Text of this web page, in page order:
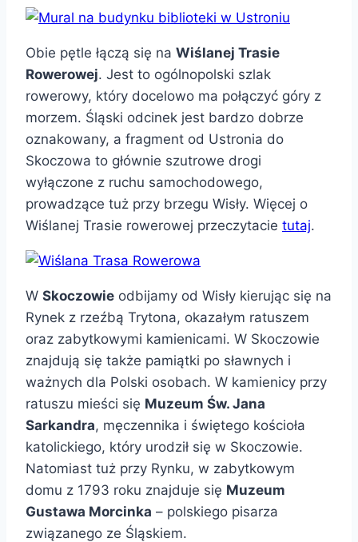
Obie pętle łączą się na Wiślanej Trasie
Rowerowej. Jest to ogólnopolski szlak
rowerowy, który docelowo ma połączyć góry z
morzem. Śląski odcinek jest bardzo dobrze
oznakowany, a fragment od Ustronia do
Skoczowa to głównie szutrowe drogi
wyłączone z ruchu samochodowego,
prowadzące tuż przy brzegu Wisły. Więcej o
Wiślanej Trasie rowerowej przeczytacie tutaj.
W Skoczowie odbijamy od Wisły kierując się na
Rynek z rzeźbą Trytona, okazałym ratuszem
oraz zabytkowymi kamienicami. W Skoczowie
znajdują się także pamiątki po sławnych i
ważnych dla Polski osobach. W kamienicy przy
ratuszu mieści się Muzeum Św. Jana
Sarkandra, męczennika i świętego kościoła
katolickiego, który urodził się w Skoczowie.
Natomiast tuż przy Rynku, w zabytkowym
domu z 1793 roku znajduje się Muzeum
Gustawa Morcinka – polskiego pisarza
związanego ze Śląskiem.